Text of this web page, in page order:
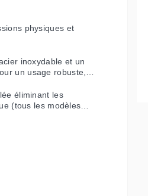
physiques et
inoxydable et un
un usage robuste,
vibrations intenses
éliminant les
(tous les modèles